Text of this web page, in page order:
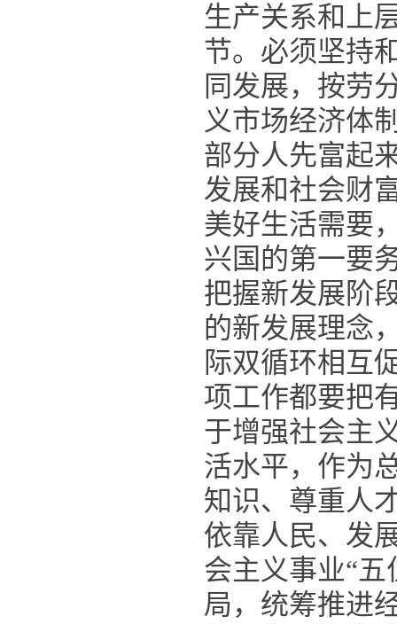
生产关系和上
节。必须坚持
同发展，按劳
义市场经济体
部分人先富起
发展和社会财
美好生活需要
兴国的第一要
把握新发展阶
的新发展理念
际双循环相互
项工作都要把
于增强社会主
活水平，作为
知识、尊重人
依靠人民、发
会主义事业“五
局，统筹推进